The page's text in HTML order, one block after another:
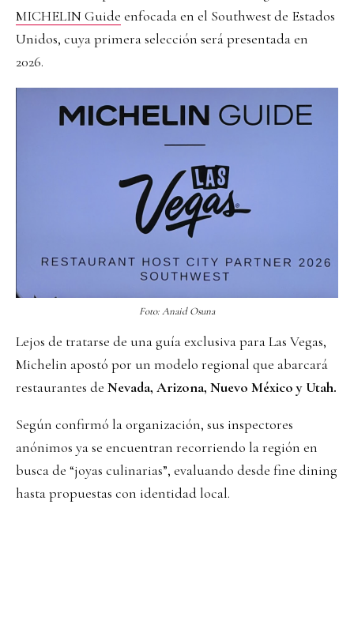
MICHELIN Guide enfocada en el Southwest de Estados
Unidos, cuya primera selección será presentada en
2026.
Foto: Anaid Osuna
Lejos de tratarse de una guía exclusiva para Las Vegas,
Michelin apostó por un modelo regional que abarcará
restaurantes de Nevada, Arizona, Nuevo México y Utah.
Según confirmó la organización, sus inspectores
anónimos ya se encuentran recorriendo la región en
busca de “joyas culinarias”, evaluando desde fine dining
hasta propuestas con identidad local.